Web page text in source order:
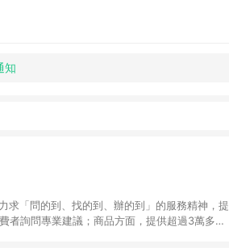
知
求「問的到、找的到、辦的到」的服務精神，提
者詢問專業建議；商品方面，提供超過3萬多種